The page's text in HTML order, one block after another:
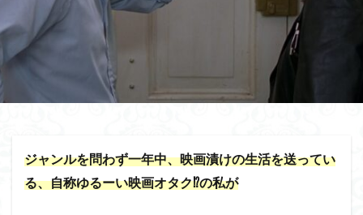
ジャンルを問わず一年中、映画漬けの生活を送ってい
る、自称ゆるーい映画オタク⁉の私が